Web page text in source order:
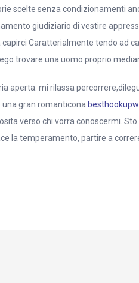
scelte senza condizionamenti
giudiziario di vestire
Caratterialmente tendo ad
trovare una uomo proprio
aperta: mi rilassa
gran romanticona
verso chi vorra conoscermi.
la temperamento, partire a